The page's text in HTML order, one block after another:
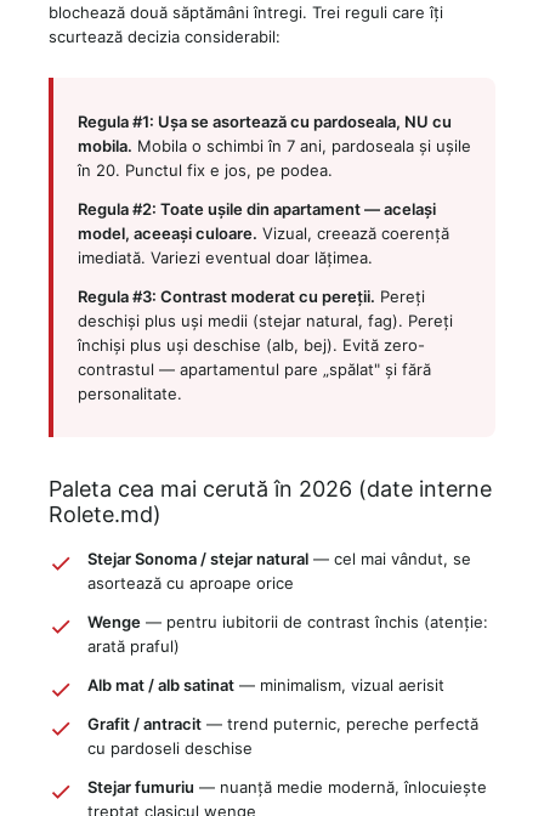
blochează două săptămâni întregi. Trei reguli care îți
scurtează decizia considerabil:
Regula #1: Ușa se asortează cu pardoseala, NU cu
mobila. Mobila o schimbi în 7 ani, pardoseala și ușile
în 20. Punctul fix e jos, pe podea.
Regula #2: Toate ușile din apartament — același
model, aceeași culoare. Vizual, creează coerență
imediată. Variezi eventual doar lățimea.
Regula #3: Contrast moderat cu pereții. Pereți
deschiși plus uși medii (stejar natural, fag). Pereți
închiși plus uși deschise (alb, bej). Evită zero-
contrastul — apartamentul pare „spălat" și fără
personalitate.
Paleta cea mai cerută în 2026 (date interne
Rolete.md)
Stejar Sonoma / stejar natural — cel mai vândut, se
asortează cu aproape orice
Wenge — pentru iubitorii de contrast închis (atenție:
arată praful)
Alb mat / alb satinat — minimalism, vizual aerisit
Grafit / antracit — trend puternic, pereche perfectă
cu pardoseli deschise
Stejar fumuriu — nuanță medie modernă, înlocuiește
treptat clasicul wenge